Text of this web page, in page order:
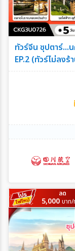
ทัวร์จีน ซุปตาร์...
EP.2 (ทัวร์ไม่ลง
ลด
5,000 บาท/